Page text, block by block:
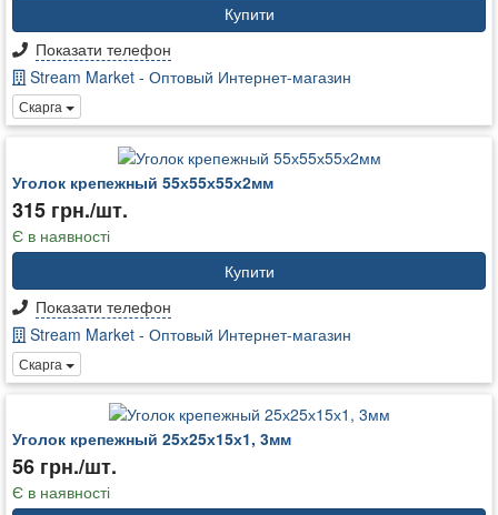
Купити
Показати телефон
Stream Market - Оптовый Интернет-магазин
Скарга
Уголок крепежный 55х55х55х2мм
315 грн./шт.
Є в наявності
Купити
Показати телефон
Stream Market - Оптовый Интернет-магазин
Скарга
Уголок крепежный 25х25х15х1, 3мм
56 грн./шт.
Є в наявності